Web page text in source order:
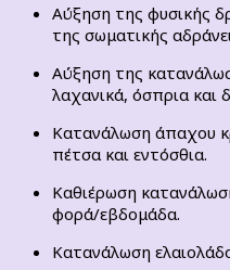
Αύξηση της φυσικής
της σωματικής
Αύξηση της
λαχανικά, όσπρια και
Κατανάλωση άπαχου
πέτσα και εντόσθια.
Καθιέρωση
φορά/εβδομάδα.
Κατανάλωση